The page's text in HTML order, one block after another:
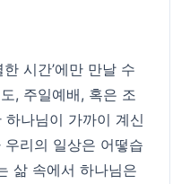
시간’에만 만날 수
, 주일예배, 혹은 조
나님이 가까이 계신
리의 일상은 어떻습
삶 속에서 하나님은